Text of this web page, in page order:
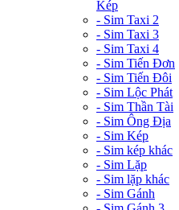
Kép
- Sim Taxi 2
- Sim Taxi 3
- Sim Taxi 4
- Sim Tiến Đơn
- Sim Tiến Đôi
- Sim Lộc Phát
- Sim Thần Tài
- Sim Ông Địa
- Sim Kép
- Sim kép khác
- Sim Lặp
- Sim lặp khác
- Sim Gánh